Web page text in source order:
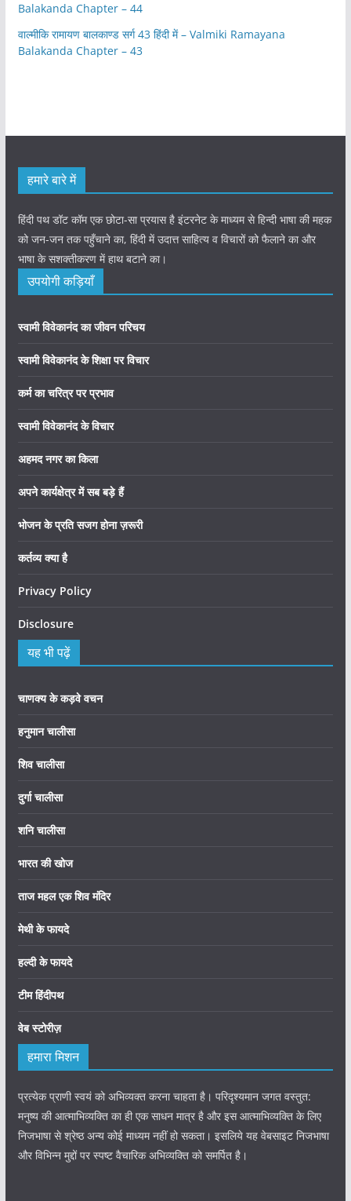
Balakanda Chapter – 44
वाल्मीकि रामायण बालकाण्ड सर्ग 43 हिंदी में – Valmiki Ramayana
Balakanda Chapter – 43
हमारे बारे में
हिंदी पथ डॉट कॉम एक छोटा-सा प्रयास है इंटरनेट के माध्यम से हिन्दी भाषा की महक
को जन-जन तक पहुँचाने का, हिंदी में उदात्त साहित्य व विचारों को फैलाने का और
भाषा के सशक्तीकरण में हाथ बटाने का।
उपयोगी कड़ियाँ
स्वामी विवेकानंद का जीवन परिचय
स्वामी विवेकानंद के शिक्षा पर विचार
कर्म का चरित्र पर प्रभाव
स्वामी विवेकानंद के विचार
अहमद नगर का किला
अपने कार्यक्षेत्र में सब बड़े हैं
भोजन के प्रति सजग होना ज़रूरी
कर्तव्य क्या है
Privacy Policy
Disclosure
यह भी पढ़ें
चाणक्य के कड़वे वचन
हनुमान चालीसा
शिव चालीसा
दुर्गा चालीसा
शनि चालीसा
भारत की खोज
ताज महल एक शिव मंदिर
मेथी के फायदे
हल्दी के फायदे
टीम हिंदीपथ
वेब स्टोरीज़
हमारा मिशन
प्रत्येक प्राणी स्वयं को अभिव्यक्त करना चाहता है। परिदृश्यमान जगत वस्तुत:
मनुष्य की आत्माभिव्यक्ति का ही एक साधन मात्र है और इस आत्माभिव्यक्ति के लिए
निजभाषा से श्रेष्ठ अन्य कोई माध्यम नहीं हो सकता। इसलिये यह वेबसाइट निजभाषा
और विभिन्न मुद्दों पर स्पष्ट वैचारिक अभिव्यक्ति को समर्पित है।